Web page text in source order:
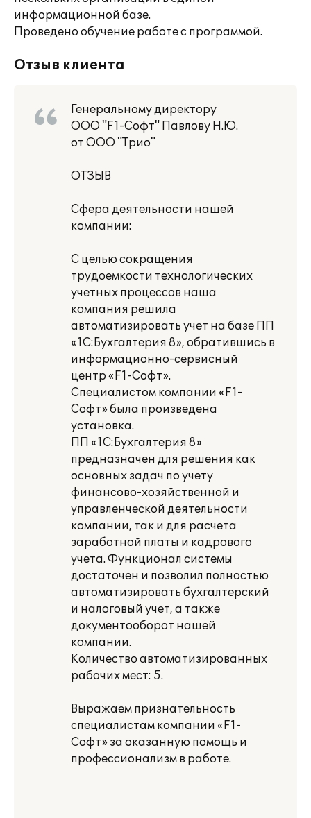
информационной базе.
Проведено обучение работе с программой.
Отзыв клиента
Генеральному директору
ООО "F1-Софт" Павлову Н.Ю.
от ООО "Трио"
ОТЗЫВ
Сфера деятельности нашей
компании:
С целью сокращения
трудоемкости технологических
учетных процессов наша
компания решила
автоматизировать учет на базе ПП
«1С:Бухгалтерия 8», обратившись в
информационно-сервисный
центр «F1-Софт».
Специалистом компании «F1-
Софт» была произведена
установка.
ПП «1С:Бухгалтерия 8»
предназначен для решения как
основных задач по учету
финансово-хозяйственной и
управленческой деятельности
компании, так и для расчета
заработной платы и кадрового
учета. Функционал системы
достаточен и позволил полностью
автоматизировать бухгалтерский
и налоговый учет, а также
документооборот нашей
компании.
Количество автоматизированных
рабочих мест: 5.
Выражаем признательность
специалистам компании «F1-
Софт» за оказанную помощь и
профессионализм в работе.